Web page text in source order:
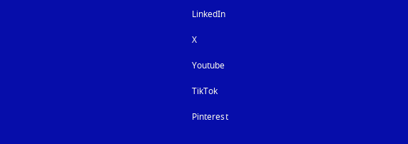
LinkedIn
X
Youtube
TikTok
Pinterest